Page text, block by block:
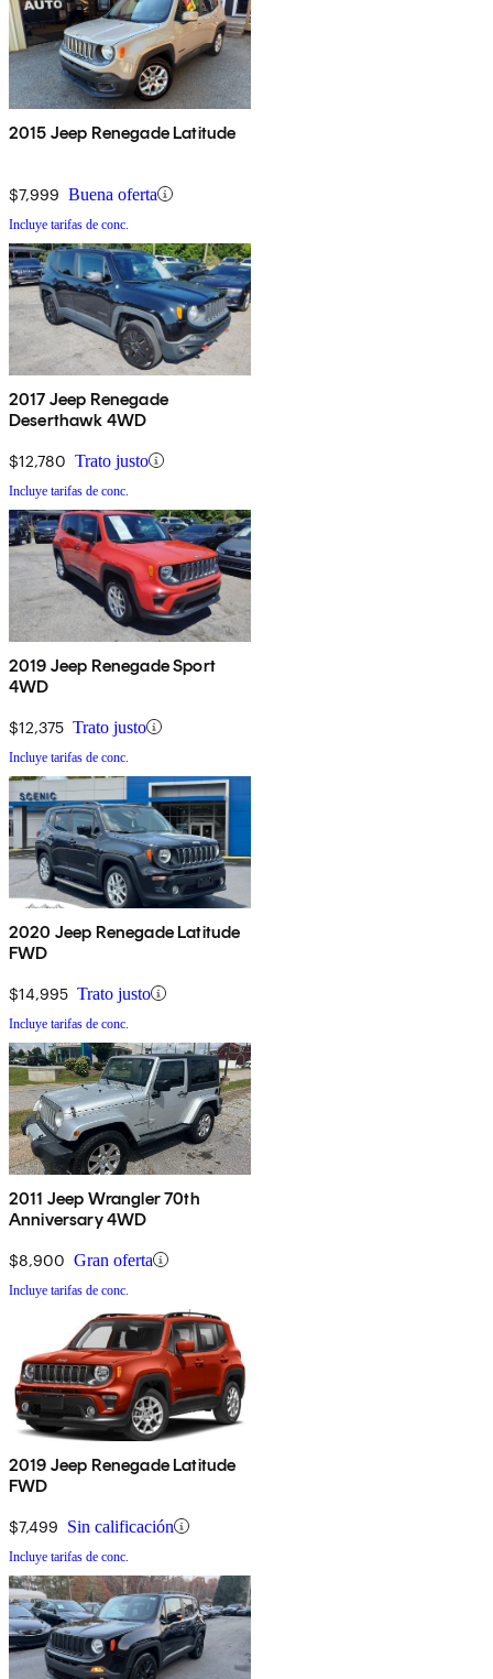
2015 Jeep Renegade Latitude
$7,999 Buena oferta
Incluye tarifas de conc.
2017 Jeep Renegade
Deserthawk 4WD
$12,780 Trato justo
Incluye tarifas de conc.
2019 Jeep Renegade Sport
4WD
$12,375 Trato justo
Incluye tarifas de conc.
2020 Jeep Renegade Latitude
FWD
$14,995 Trato justo
Incluye tarifas de conc.
2011 Jeep Wrangler 70th
Anniversary 4WD
$8,900 Gran oferta
Incluye tarifas de conc.
2019 Jeep Renegade Latitude
FWD
$7,499 Sin calificación
Incluye tarifas de conc.